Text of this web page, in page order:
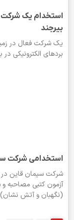
استخدام یک شرکت
بیرجند
یک شرکت فعال در
بردهای الکترونیکی
استخدامی شرکت
شرکت سیمان قاین در
آزمون کتبی مصاحبه
(نگهبان و آتش